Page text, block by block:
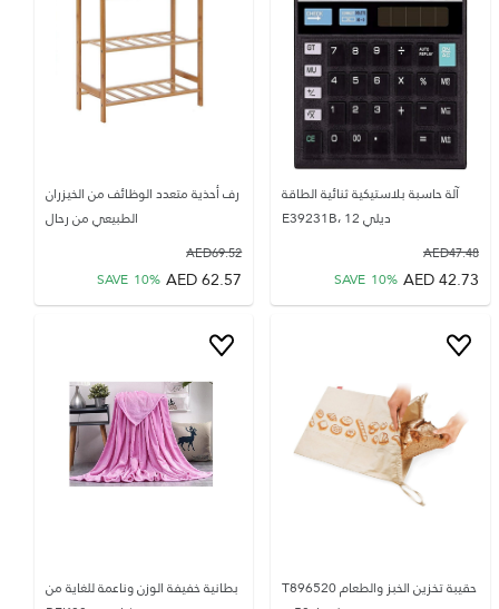
آلة حاسبة بلاستيكية ثنائية الطاقة
ديلي E39231B، 12
47.48
AED
42.73
AED
SAVE 10%
رف أحذية متعدد الوظائف من الخيزران
الطبيعي من رحال
69.52
AED
62.57
AED
SAVE 10%
حقيبة تخزين الخبز والطعام T896520
بطانية خفيفة الوزن وناعمة للغاية من